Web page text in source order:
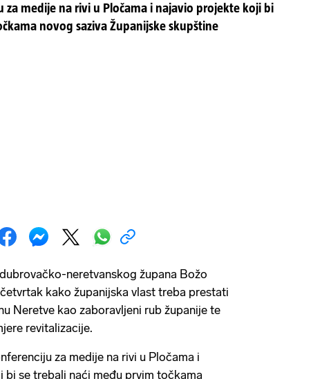
za medije na rivi u Pločama i najavio projekte koji bi
novog saziva Županijske skupštine
neretvanskog župana Božo
kako županijska vlast treba prestati
Neretve kao zaboravljeni rub županije te
revitalizacije.
za medije na rivi u Pločama i
bi se trebali naći među prvim točkama